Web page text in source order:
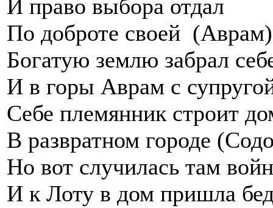
И право выбора отдал
По доброте своей
Богатую землю забрал
И в горы Аврам с
Себе племянник строит
В развратном городе
Но вот случилась там
И к Лоту в дом пришла